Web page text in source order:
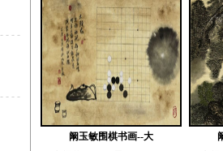
阚玉敏围棋书画--大